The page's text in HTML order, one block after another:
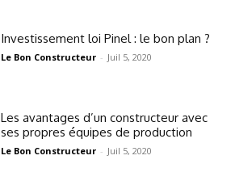
Investissement loi Pinel : le bon plan ?
Le Bon Constructeur - Juil 5, 2020
Les avantages d’un constructeur avec
ses propres équipes de production
Le Bon Constructeur - Juil 5, 2020